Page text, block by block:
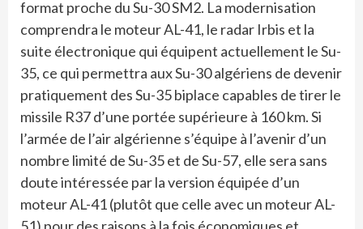
format proche du Su-30 SM2. La modernisation
comprendra le moteur AL-41, le radar Irbis et la
suite électronique qui équipent actuellement le Su-
35, ce qui permettra aux Su-30 algériens de devenir
pratiquement des Su-35 biplace capables de tirer le
missile R37 d’une portée supérieure à 160 km. Si
l’armée de l’air algérienne s’équipe à l’avenir d’un
nombre limité de Su-35 et de Su-57, elle sera sans
doute intéressée par la version équipée d’un
moteur AL-41 (plutôt que celle avec un moteur AL-